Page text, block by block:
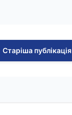
Старіша публікація